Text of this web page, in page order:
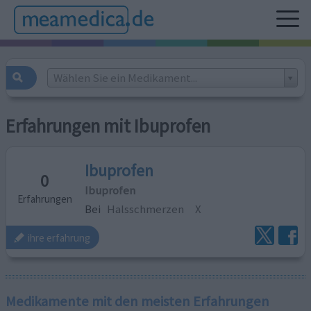
Wählen Sie ein Medikament...
Erfahrungen mit Ibuprofen
0
Erfahrungen
Ibuprofen
Ibuprofen
Bei Halsschmerzen X
ihre erfahrung
Medikamente mit den meisten Erfahrungen